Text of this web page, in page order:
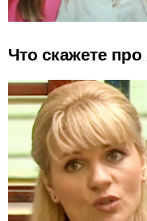
Что скажете